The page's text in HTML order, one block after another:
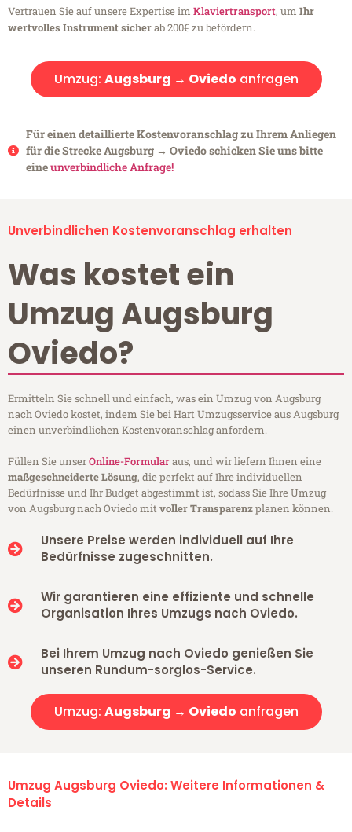
Vertrauen Sie auf unsere Expertise im Klaviertransport, um Ihr
wertvolles Instrument sicherab 200€ zu befördern.
Umzug: Augsburg → Oviedo anfragen
Für einen detaillierte Kostenvoranschlag zu Ihrem Anliegen
für die Strecke Augsburg → Oviedo schicken Sie uns bitte
eineunverbindliche Anfrage!
Unverbindlichen Kostenvoranschlag erhalten
Was kostet ein
Umzug Augsburg
Oviedo?
Ermitteln Sie schnell und einfach, was ein Umzug von Augsburg
nach Oviedo kostet, indem Sie bei Hart Umzugsservice aus Augsburg
einen unverbindlichen Kostenvoranschlag anfordern.
Füllen Sie unserOnline-Formularaus, und wir liefern Ihnen eine
maßgeschneiderte Lösung, die perfekt auf Ihre individuellen
Bedürfnisse und Ihr Budget abgestimmt ist, sodass Sie Ihre Umzug
von Augsburg nach Oviedo mitvoller Transparenzplanen können.
Unsere Preise werden individuell auf Ihre
Bedürfnisse zugeschnitten.
Wir garantieren eine effiziente und schnelle
Organisation Ihres Umzugs nach Oviedo.
Bei Ihrem Umzug nach Oviedo genießen Sie
unseren Rundum-sorglos-Service.
Umzug: Augsburg → Oviedo anfragen
Umzug Augsburg Oviedo: Weitere Informationen &
Details